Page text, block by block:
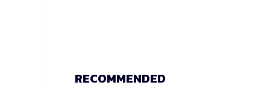
RECOMMENDED